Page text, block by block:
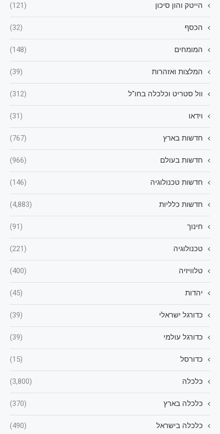
הייטק והון סיכון (121)
הכסף (32)
המומחים (148)
המלצות ואזהרות (39)
וול סטריט וכלכלה בחו"ל (312)
וידאו (31)
חדשות בארץ (767)
חדשות בעולם (966)
חדשות טכנולוגיה (146)
חדשות כלליות (4,883)
חינוך (91)
טכנולוגיה (221)
טלוויזיה (400)
יהדות (45)
כדורגל ישראלי (39)
כדורגל עולמי (39)
כדורסל (15)
כלכלה (3,800)
כלכלה בארץ (370)
כלכלה בישראל (490)